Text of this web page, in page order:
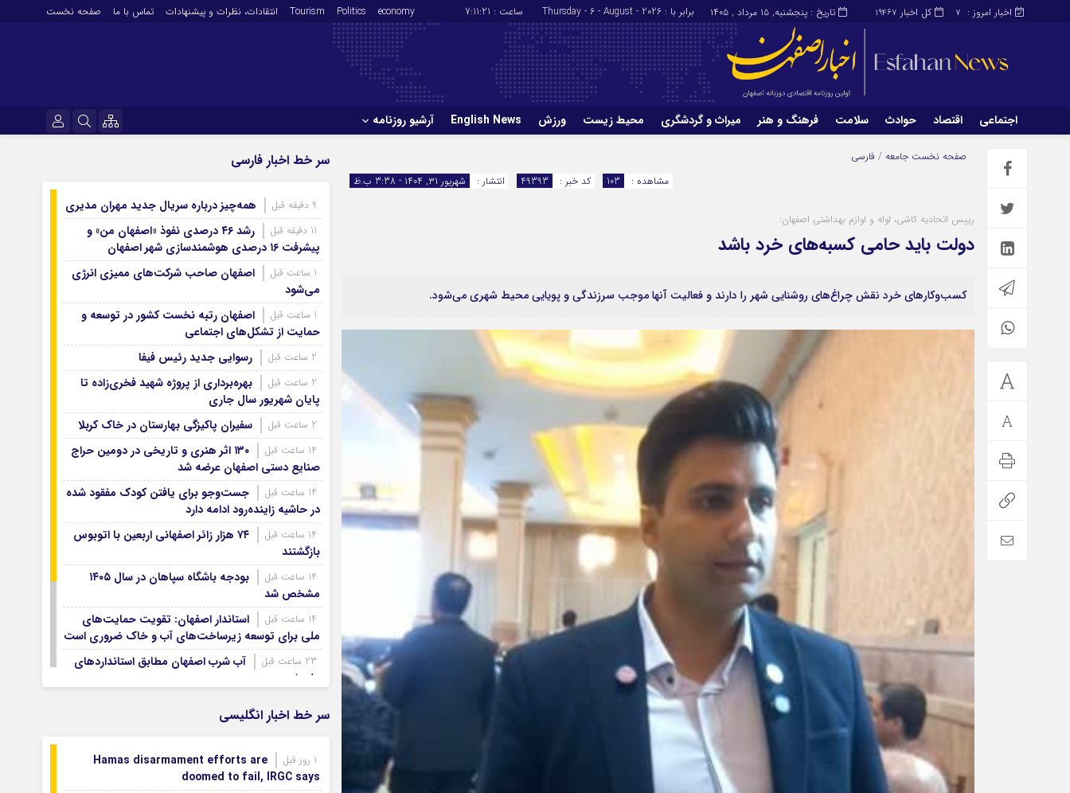
کل اخبار 19467 اخبار امروز : 7 تاریخ : پنجشنبه, ۱۵ مرداد , ۱۴۰۵ برابر با : Thursday - 6 - August - 2026 ساعت : 7:11:21
economy
Politics
Tourism انتقادات‌، نظرات و پیشنهادات تماس با ما صفحه نخست
اجتماعی اقتصاد حوادث سلامت فرهنگ و هنر میراث و گردشگری محیط زیست ورزش English News آرشیو روزنامه
رمز عبور
مرا به خاطر بسپار
ورزش English News
آرشیو ۱۴۰۵
آرشیو ۱۴۰۴
آرشیو ۱۴۰۳
آرشیو ۱۴۰۱
آرشیو ۱۴۰۰
آرشیو ۱۳۹۹
آرشیو ۱۳۹۸
آرشیو ۱۳۹۷
صفحه نخست جامعه / فارسی
انتشار :
شهریور ۳۱, ۱۴۰۴ - 3:38 ب.ظ کد خبر : 49393 مشاهده : 103
رییس اتحادیه کاشی، لوله و لوازم بهداشتی اصفهان:
دولت باید حامی کسبه‌های خرد باشد
کسب‌وکارهای خرد نقش چراغ‌های روشنایی شهر را دارند و فعالیت آنها موجب سرزندگی و پویایی محیط شهری می‌شود.
سر خط اخبار فارسی
همه‌چیز درباره سریال جدید مهران مدیری
رشد ۴۶ درصدی نفوذ «اصفهان من» و
پیشرفت ۱۶ درصدی هوشمندسازی شهر اصفهان
اصفهان صاحب شرکت‌های ممیزی انرژی
می‌شود
اصفهان رتبه نخست کشور در توسعه و
حمایت از تشکل‌های اجتماعی
رسوایی جدید رئیس فیفا
بهره‌برداری از پروژه شهید فخری‌زاده تا
پایان شهریور سال جاری
سفیران پاکیزگی بهارستان در خاک کربلا
۱۳۰ اثر هنری و تاریخی در دومین حراج
صنایع دستی اصفهان عرضه شد
جست‌وجو برای یافتن کودک مفقود شده
در حاشیه زاینده‌رود ادامه دارد
۷۴ هزار زائر اصفهانی اربعین با اتوبوس
بازگشتند
بودجه باشگاه سپاهان در سال ۱۴۰۵
مشخص شد
استاندار اصفهان: تقویت حمایت‌های
ملی برای توسعه زیرساخت‌های آب و خاک ضروری است
آب شرب اصفهان مطابق استانداردهای
ملی است
شورای علمی بنیاد نخبگان اصفهان با
محوریت نقش‌آفرینی نخبگان در توسعه استان برگزار شد
پوشاک اصفهان
سر خط اخبار انگلیسی
Hamas disarmament efforts are
doomed to fail, IRGC says